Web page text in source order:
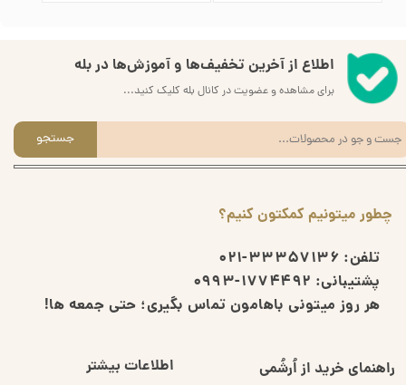
چطور میتونیم کمکتون کنیم؟
تلفن: 33357136-021
پشتیبانی: 1774492-0993
هر روز میتونی باهامون تماس بگیری؛ حتی جمعه ها!
راهنمای خرید از اُرشُمی اطلاعات بیشتر
اطلاع از آخرین تخفیف‌ها و آموزش‌ها در بله
برای مشاهده و عضویت در کانال بله کلیک کنید...
جستجو